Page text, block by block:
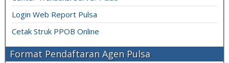
Login Web Report Pulsa
Cetak Struk PPOB Online
Format Pendaftaran Agen Pulsa